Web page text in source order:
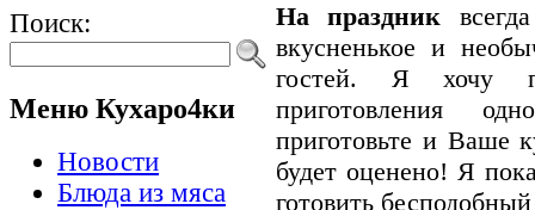
Поиск:
Меню Кухаро4ки
Новости
Блюда из мяса
На праздник
вкусненькое и
гостей. Я хочу
приготовления
приготовьте и Ваше
будет оценено! Я
готовить